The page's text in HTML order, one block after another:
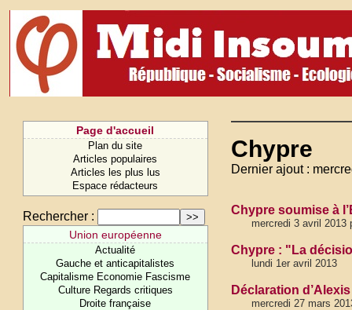
Page d'accueil
Plan du site
Articles populaires
Articles les plus lus
Espace rédacteurs
Rechercher :
Union européenne
Actualité
Gauche et anticapitalistes
Capitalisme Economie Fascisme
Culture Regards critiques
Droite française
Chypre
Dernier ajout :
Chypre soumise à
mercredi 3 avril 2013
Chypre : "La
lundi 1er avril 2013
Déclaration
mercredi 27 mars